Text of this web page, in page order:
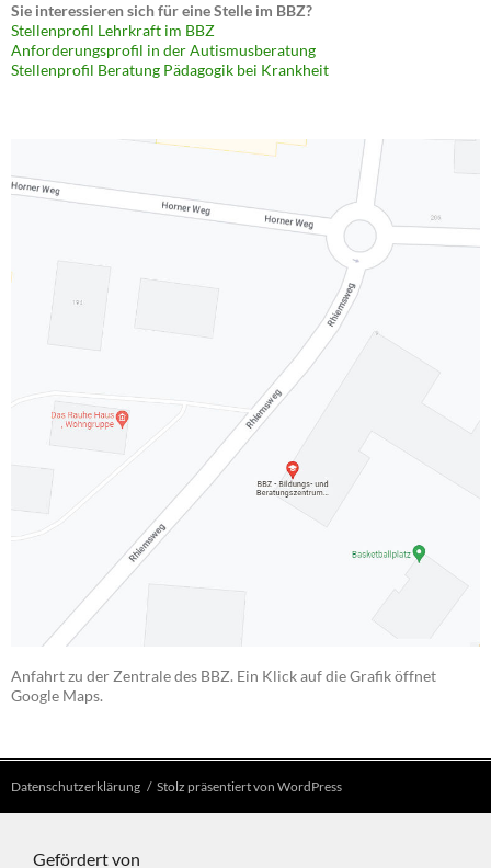
Sie interessieren sich für eine Stelle im BBZ?
Stellenprofil Lehrkraft im BBZ
Anforderungsprofil in der Autismusberatung
Stellenprofil Beratung Pädagogik bei Krankheit
Anfahrt zu der Zentrale des BBZ. Ein Klick auf die Grafik öffnet
Google Maps.
Datenschutzerklärung Stolz präsentiert von WordPress
Gefördert von